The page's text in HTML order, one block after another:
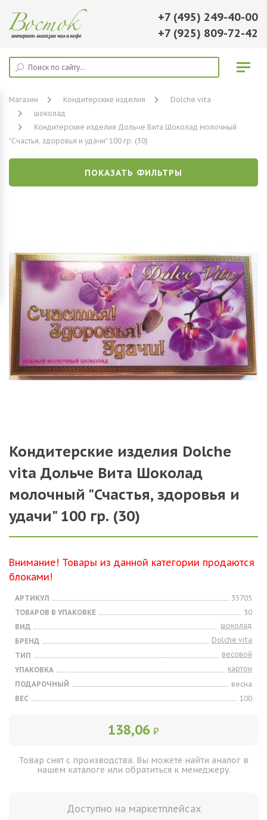
+7 (495) 249-40-00
+7 (925) 809-72-42
Магазин Кондитерские изделия
Dolche vita
шоколад
Кондитерские изделия Дольче Вита Шоколад молочный
"Счастья, здоровья и удачи" 100 гр. (30)
ПОКАЗАТЬ ФИЛЬТРЫ
Кондитерские изделия Dolche
vita Дольче Вита Шоколад
молочный "Счастья, здоровья и
удачи" 100 гр. (30)
Внимание! Товары из данной категории продаются
блоками!
АРТИКУЛ
35705
ТОВАРОВ В УПАКОВКЕ
30
ВИД
шоколад
БРЕНД
Dolche vita
ТИП
весовой
УПАКОВКА
картон
ПОДАРОЧНЫЙ
весна
ВЕС
100
138,06 ₽
Товар снят с производства. Вы можете найти аналог в
нашем каталоге или обратиться к менеджеру.
Доступно на маркетплейсах